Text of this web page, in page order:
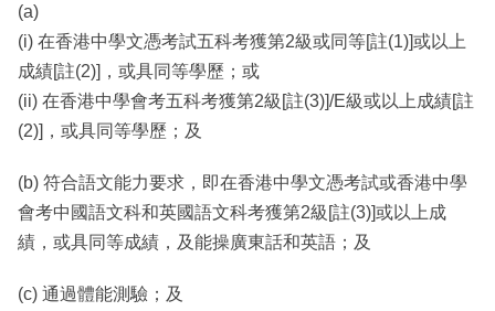
(a)
(i) 在香港中學文憑考試五科考獲第2級或同等[註(1)]或以上
成績[註(2)]，或具同等學歷；或
(ii) 在香港中學會考五科考獲第2級[註(3)]/E級或以上成績[註
(2)]，或具同等學歷；及
(b) 符合語文能力要求，即在香港中學文憑考試或香港中學
會考中國語文科和英國語文科考獲第2級[註(3)]或以上成
績，或具同等成績，及能操廣東話和英語；及
(c) 通過體能測驗；及